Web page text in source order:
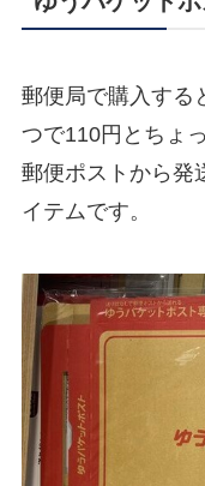
郵便局で購入する
つで110円とちょ
郵便ポストから発
イテムです。